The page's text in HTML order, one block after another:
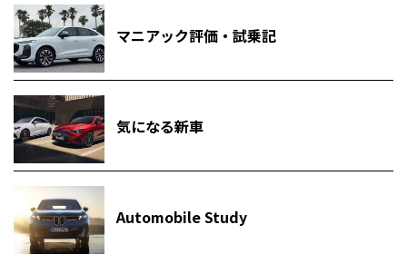
マニアック評価・試乗記
気になる新車
Automobile Study